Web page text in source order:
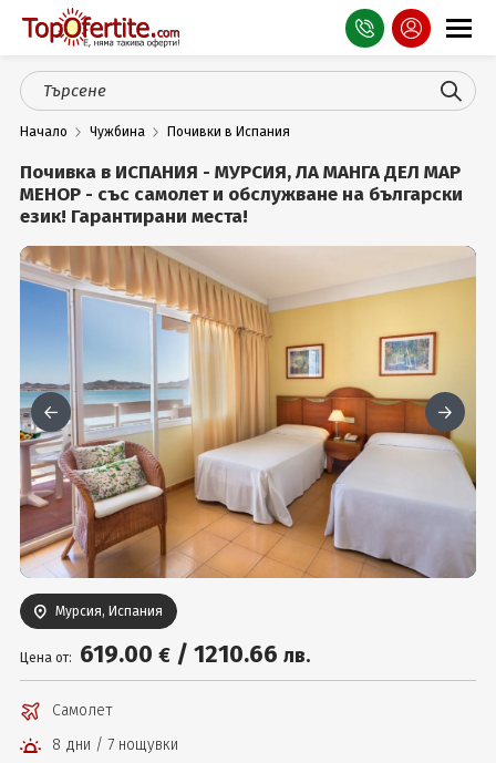
Оферти
СПА
Планина
Чужбина
Турция
Гърция
Услуги
Вход
Начало Чужбина Почивки в Испания
Почивка в ИСПАНИЯ - МУРСИЯ, ЛА МАНГА ДЕЛ МАР
МЕНОР - със самолет и обслужване на български
език! Гарантирани места!
Мурсия, Испания
Цена от: 619.00 € / 1210.66 лв.
Самолет
8 дни / 7 нощувки